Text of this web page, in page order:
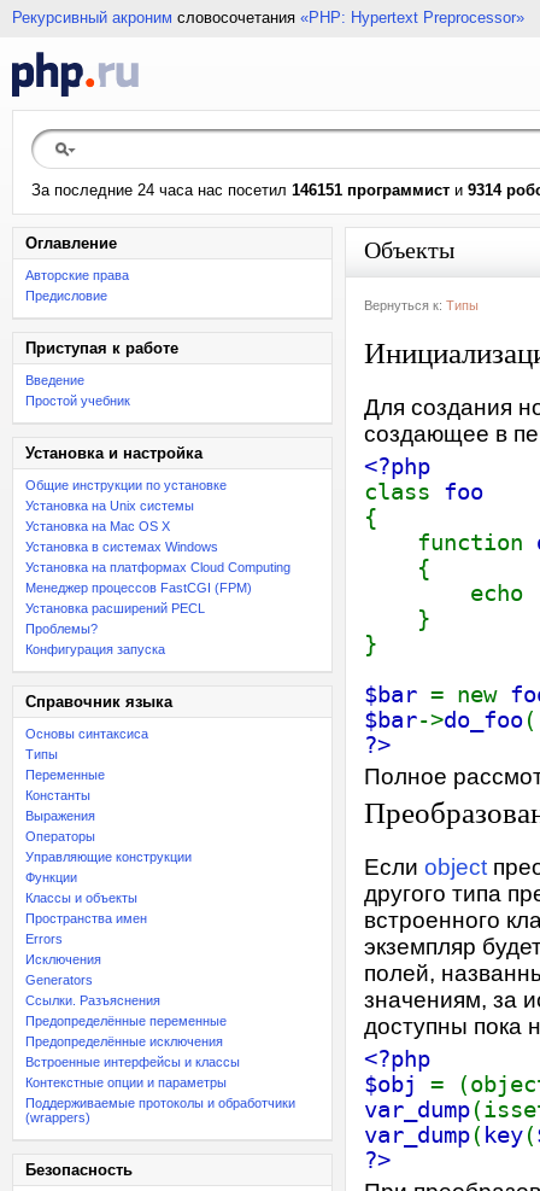
Рекурсивный акроним словосочетания «PHP: Hypertext Preprocessor»
За последние 24 часа нас посетил 146151 программист и 9314
Оглавление
Авторские права
Предисловие
Приступая к работе
Введение
Простой учебник
Установка и настройка
Общие инструкции по установке
Установка на Unix системы
Установка на Mac OS X
Установка в системах Windows
Установка на платформах Cloud Computing
Менеджер процессов FastCGI (FPM)
Установка расширений PECL
Проблемы?
Конфигурация запуска
Справочник языка
Основы синтаксиса
Типы
Переменные
Константы
Выражения
Операторы
Управляющие конструкции
Функции
Классы и объекты
Пространства имен
Errors
Исключения
Generators
Ссылки. Разъяснения
Предопределённые переменные
Предопределённые исключения
Встроенные интерфейсы и классы
Контекстные опции и параметры
Поддерживаемые протоколы и обработчики
(wrappers)
Безопасность
Объекты
Вернуться к: Типы
Для создания
создающее в
<?php
class foo
{
function
{
echo
}
}
$bar = new
$bar->do_foo
?>
Полное
Если object
другого типа
встроенного
экземпляр
полей,
значениям, за
доступны пока
<?php
$obj =
var_dump
var_dump( key(
?>